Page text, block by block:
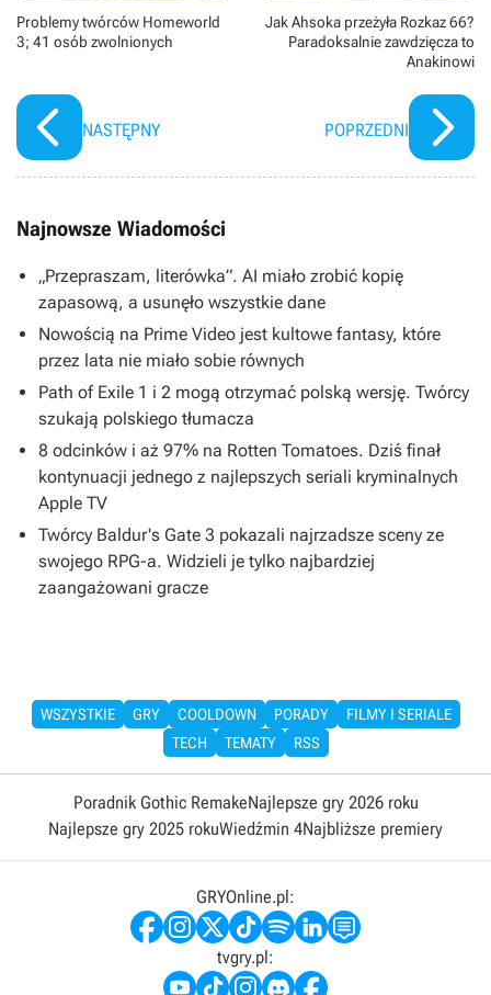
Problemy twórców Homeworld
3; 41 osób zwolnionych
NASTĘPNY
Jak Ahsoka przeżyła Rozkaz 66?
Paradoksalnie zawdzięcza to
Anakinowi
POPRZEDNI
Najnowsze Wiadomości
„Przepraszam, literówka”. AI miało zrobić kopię
zapasową, a usunęło wszystkie dane
Nowością na Prime Video jest kultowe fantasy, które
przez lata nie miało sobie równych
Path of Exile 1 i 2 mogą otrzymać polską wersję. Twórcy
szukają polskiego tłumacza
8 odcinków i aż 97% na Rotten Tomatoes. Dziś finał
kontynuacji jednego z najlepszych seriali kryminalnych
Apple TV
Twórcy Baldur's Gate 3 pokazali najrzadsze sceny ze
swojego RPG-a. Widzieli je tylko najbardziej
zaangażowani gracze
WSZYSTKIE GRY COOLDOWN PORADY
FILMY I SERIALE
TECH
TEMATY RSS
Poradnik Gothic RemakeNajlepsze gry 2026 roku
Najlepsze gry 2025 rokuWiedźmin 4Najbliższe premiery
GRYOnline.pl:
tvgry.pl: